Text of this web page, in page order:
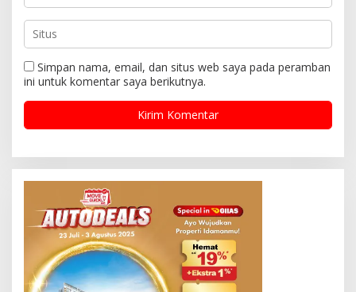
Simpan nama, email, dan situs web saya pada peramban
ini untuk komentar saya berikutnya.